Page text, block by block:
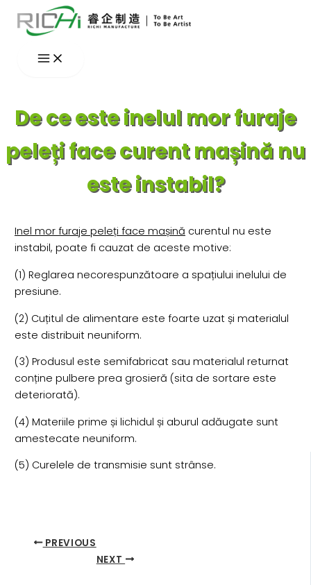
Skip
De ce este inelul mor furaje
peleți face curent mașină nu
este instabil?
Inel mor furaje peleți face mașină curentul nu este
instabil, poate fi cauzat de aceste motive:
(1) Reglarea necorespunzătoare a spațiului inelului de
presiune.
(2) Cuțitul de alimentare este foarte uzat și materialul
este distribuit neuniform.
(3) Produsul este semifabricat sau materialul returnat
conține pulbere prea grosieră (sita de sortare este
deteriorată).
(4) Materiile prime și lichidul și aburul adăugate sunt
amestecate neuniform.
(5) Curelele de transmisie sunt strânse.
PREVIOUS
NEXT